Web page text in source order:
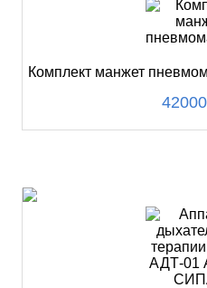
Комплект манжет
42000